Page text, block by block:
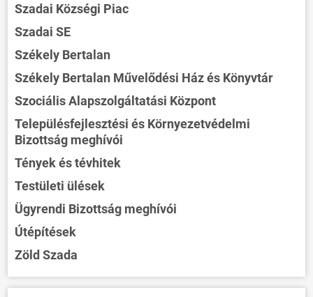
Szadai Községi Piac
Szadai SE
Székely Bertalan
Székely Bertalan Művelődési Ház és Könyvtár
Szociális Alapszolgáltatási Központ
Településfejlesztési és Környezetvédelmi
Bizottság meghívói
Tények és tévhitek
Testületi ülések
Ügyrendi Bizottság meghívói
Útépítések
Zöld Szada